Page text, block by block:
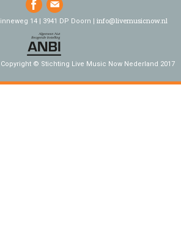
14 | 3941 DP Doorn | info@livemusicnow.nl
Copyright © Stichting Live Music Now Nederland 2017